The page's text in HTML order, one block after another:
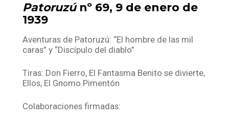
Patoruzú nº 69, 9 de enero de
1939
Aventuras de Patoruzú: “El hombre de las mil
caras” y “Discípulo del diablo”
Tiras: Don Fierro, El Fantasma Benito se divierte,
Ellos, El Gnomo Pimentón
Colaboraciones firmadas: